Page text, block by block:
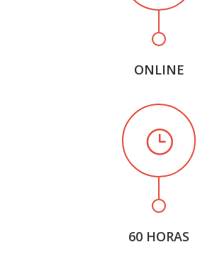
ONLINE
60 HORAS